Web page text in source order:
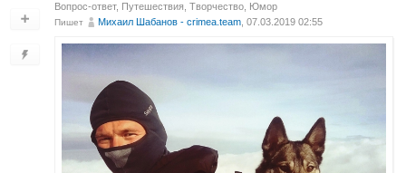
Вопрос-ответ, Путешествия Творчество Юмор
Пишет Михаил Шабанов - crimea.team , 07.03.2019 02:55